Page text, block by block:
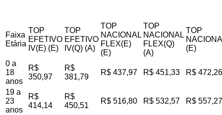
Faixa
Etária
TOP
EFETIVO
IV(E) (E)
TOP
EFETIVO
IV(Q) (A)
TOP
NACIONAL
FLEX(E)
(E)
TOP
NACIONAL
FLEX(Q)
(A)
TOP
(E)
0 a
18
anos
R$
350,97
R$
381,79
R$ 437,97 R$ 451,33 R$ 472,26
19 a
23
anos
R$
414,14
R$
450,51
R$ 516,80 R$ 532,57 R$ 557,27